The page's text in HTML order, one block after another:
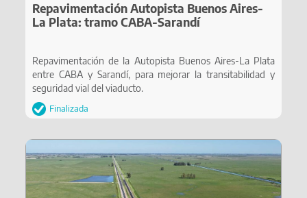
Repavimentación Autopista Buenos Aires-
La Plata: tramo CABA-Sarandí
Repavimentación de la Autopista Buenos Aires-La Plata
entre CABA y Sarandí, para mejorar la transitabilidad y
seguridad vial del viaducto.
Finalizada